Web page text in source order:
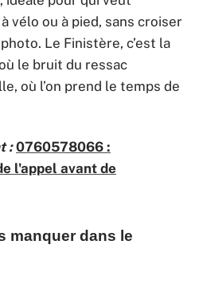
vélo ou à pied, sans croiser
Le Finistère, c’est la
le bruit du ressac
où l’on prend le temps de
: 0760578066 :
l'appel avant de
manquer dans le